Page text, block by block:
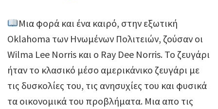
Μια φορά και ένα καιρό, στην εξωτική
Oklahoma των Ηνωμένων Πολιτειών, ζούσαν οι
Wilma Lee Norris και ο Ray Dee Norris. Το ζευγάρι
ήταν το κλασικό μέσο αμερικάνικο ζευγάρι με
τις δυσκολίες του, τις ανησυχίες του και φυσικά
τα οικονομικά του προβλήματα. Μια απο τις